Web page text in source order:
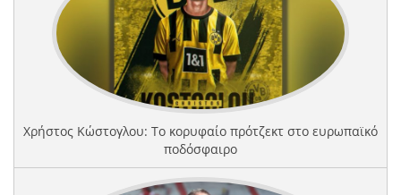
Χρήστος Κώστογλου: Το κορυφαίο πρότζεκτ στο ευρωπαϊκό
ποδόσφαιρο